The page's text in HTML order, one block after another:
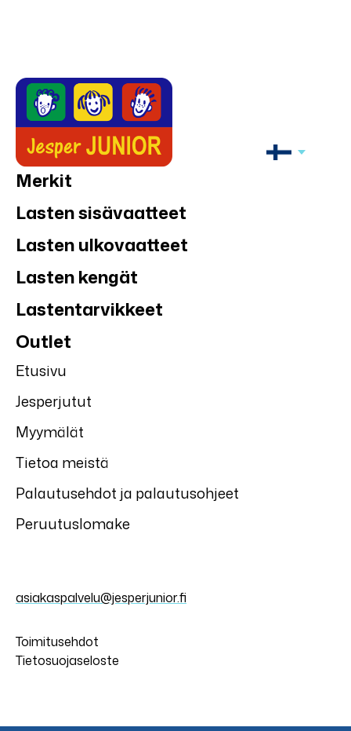
Merkit
Lasten sisävaatteet
Lasten ulkovaatteet
Lasten kengät
Lastentarvikkeet
Outlet
Etusivu
Jesperjutut
Myymälät
Tietoa meistä
Palautusehdot ja palautusohjeet
Peruutuslomake
asiakaspalvelu@jesperjunior.fi
Toimitusehdot
Tietosuojaseloste